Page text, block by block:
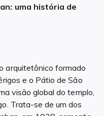
uma história de
arquitetônico formado
e o Pátio de São
visão global do templo,
Trata-se de um dos